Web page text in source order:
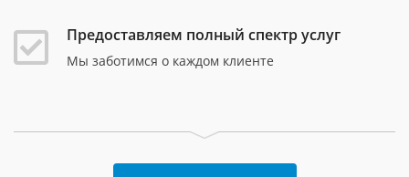
Предоставляем полный спектр услуг
Мы заботимся о каждом клиенте